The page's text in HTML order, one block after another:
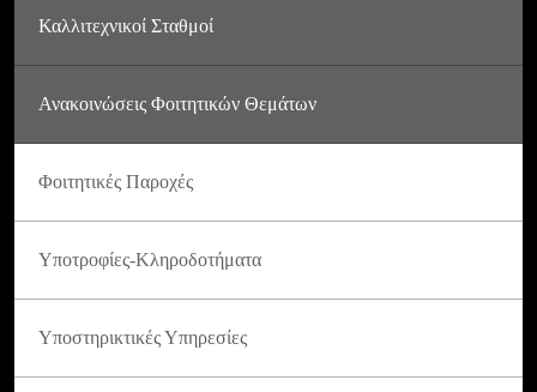
Καλλιτεχνικοί Σταθμοί
Ανακοινώσεις Φοιτητικών Θεμάτων
Φοιτητικές Παροχές
Υποτροφίες-Κληροδοτήματα
Υποστηρικτικές Υπηρεσίες